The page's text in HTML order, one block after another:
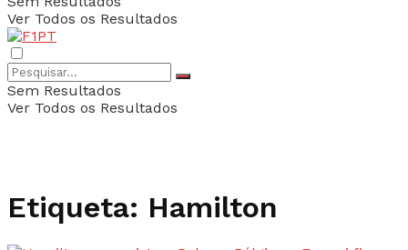
Ver Todos os Resultados
Sem Resultados
Ver Todos os Resultados
Etiqueta: Hamilton